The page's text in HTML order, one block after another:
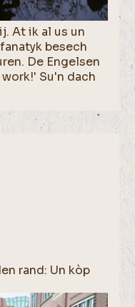
At ik al us un
besech
De Engelsen
Su'n dach
rand: Un kòp